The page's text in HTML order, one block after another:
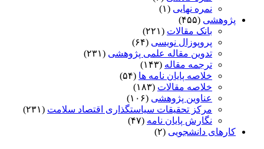
نمره نهایی (۱)
پژوهشی (۴۵۵)
بانک مقالات (۲۲۱)
پروپوزال نویسی (۶۴)
تدوین مقاله علمی پژوهشی (۲۳۱)
ترجمه مقاله (۱۴۳)
خلاصه پایان نامه ها (۵۴)
خلاصه مقالات (۱۸۳)
عناوین پژوهشی (۱۰۶)
مرکز تحقیقات سیاستگذاری اقتصاد سلامت (۲۳۱)
نگارش پایان نامه (۴۷)
کارهای دانشجویی (۲)